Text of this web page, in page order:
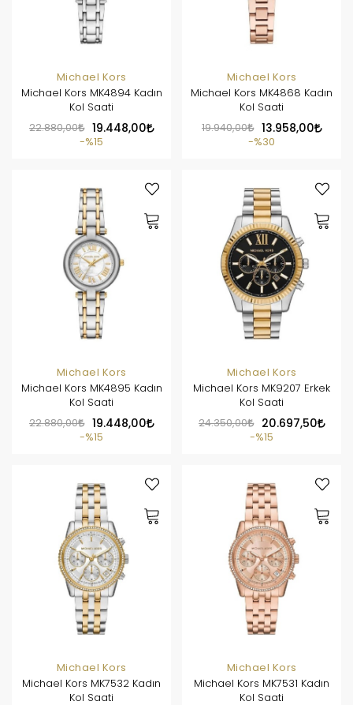
Michael Kors
Michael Kors MK4894 Kadın
Kol Saati
22.880,00
19.448,00
%15
Michael Kors
Michael Kors MK4868 Kadın
Kol Saati
19.940,00
13.958,00
%30
Michael Kors
Michael Kors MK4895 Kadın
Kol Saati
22.880,00
19.448,00
%15
Michael Kors
Michael Kors MK9207 Erkek
Kol Saati
24.350,00
20.697,50
%15
Michael Kors
Michael Kors MK7532 Kadın
Kol Saati
Michael Kors
Michael Kors MK7531 Kadın
Kol Saati